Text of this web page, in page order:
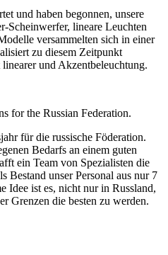
und haben begonnen, unsere
Scheinwerfer, lineare Leuchten
versammelten sich in einer
zu diesem Zeitpunkt
und Akzentbeleuchtung.
for the Russian Federation.
für die russische Föderation.
Bedarfs an einem guten
ein Team von Spezialisten die
unser Personal aus nur 7
Idee ist es, nicht nur in Russland,
Grenzen die besten zu werden.